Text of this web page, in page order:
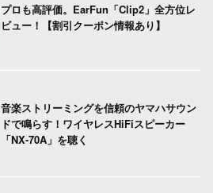
プロも高評価。EarFun「Clip2」全方位レ
ビュー！【割引クーポン情報あり】
音楽ストリーミングを信頼のヤマハサウン
ドで鳴らす！ワイヤレスHiFiスピーカー
「NX-70A」を聴く